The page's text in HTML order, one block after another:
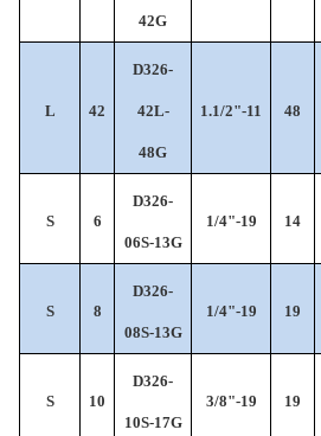
42G
L 42
D326-
42L-
48G
1.1/2"-11 48
S 6
D326-
06S-13G
1/4"-19 14
S 8
D326-
08S-13G
1/4"-19 19
S 10
D326-
10S-17G
3/8"-19 19